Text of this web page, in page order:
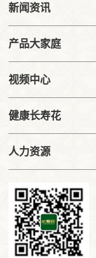
新闻资讯
产品大家庭
视频中心
健康长寿花
人力资源